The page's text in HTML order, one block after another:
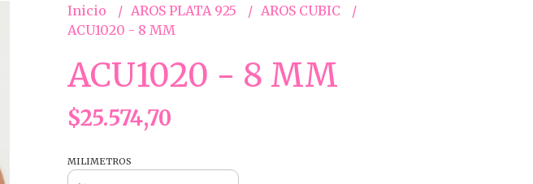
Inicio AROS PLATA 925
AROS CUBIC
ACU1020 - 8 MM
ACU1020 - 8 MM
$25.574,70
MILIMETROS